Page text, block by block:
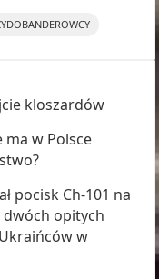
kloszardów
ma w Polsce
pocisk Ch-101 na
opitych
w